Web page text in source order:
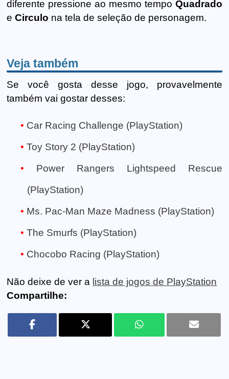
diferente pressione ao mesmo tempo Quadrado
eCirculo na tela de seleção de personagem.
Veja também
Se você gosta desse jogo, provavelmente
também vai gostar desses:
Car Racing Challenge (PlayStation)
Toy Story 2 (PlayStation)
Power Rangers Lightspeed Rescue
(PlayStation)
Ms. Pac-Man Maze Madness (PlayStation)
The Smurfs (PlayStation)
Chocobo Racing (PlayStation)
Não deixe de ver a lista de jogos de PlayStation
Compartilhe: